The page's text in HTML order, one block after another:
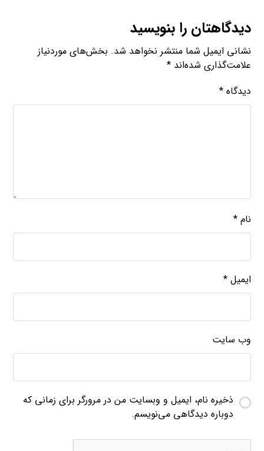
دیدگاهتان را بنویسید
نشانی ایمیل شما منتشر نخواهد شد. بخش‌های موردنیاز
علامت‌گذاری شده‌اند*
دیدگاه*
نام*
ایمیل*
وب‌ سایت
ذخیره نام، ایمیل و وبسایت من در مرورگر برای زمانی که
دوباره دیدگاهی می‌نویسم.